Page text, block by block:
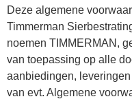
Deze algemene
Timmerman
noemen TIMMERMAN,
van toepassing op alle
aanbiedingen,
van evt. Algemene